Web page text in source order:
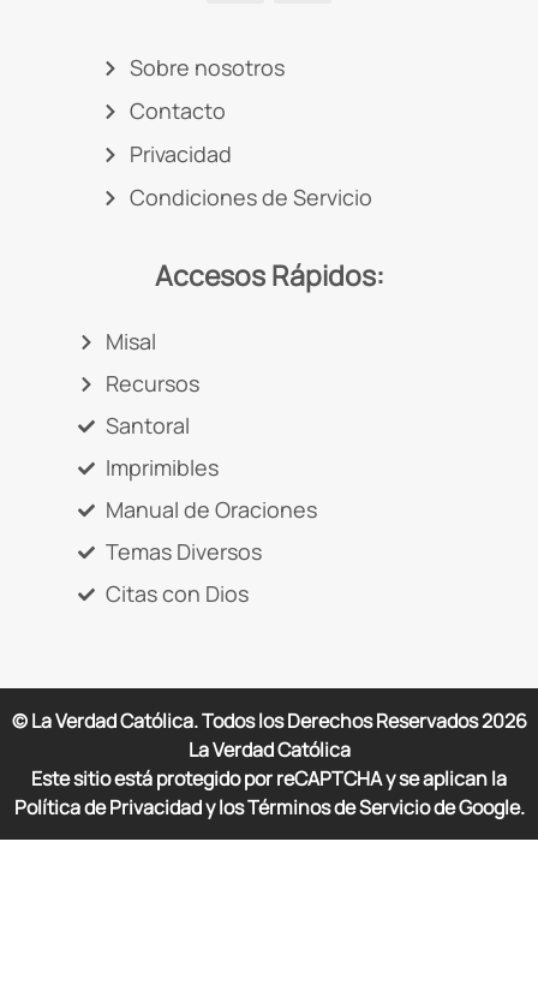
Sobre nosotros
Contacto
Privacidad
Condiciones de Servicio
Accesos Rápidos:
Misal
Recursos
Santoral
Imprimibles
Manual de Oraciones
Temas Diversos
Citas con Dios
© La Verdad Católica. Todos los Derechos Reservados2026
La Verdad Católica
Este sitio está protegido por reCAPTCHA y se aplican la
Política de Privacidad y los Términos de Servicio de Google.